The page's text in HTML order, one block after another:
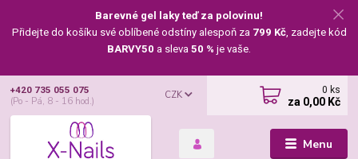
Barevné gel laky teď za polovinu!
Přidejte do košíku své oblíbené odstíny alespoň za 799 Kč, zadejte kód
BARVY50 a sleva 50 % je vaše.
Menu
CZK
+420 735 055 075
(Po - Pá, 8 - 16 hod.)
0 ks
za 0,00 Kč